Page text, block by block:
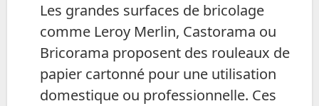
Les grandes surfaces de bricolage
comme Leroy Merlin, Castorama ou
Bricorama proposent des rouleaux de
papier cartonné pour une utilisation
domestique ou professionnelle. Ces